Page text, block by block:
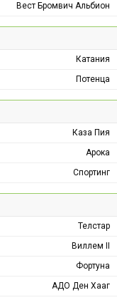
Вест Бромвич Альбион
Катания
Потенца
Каза Пия
Арока
Спортинг
Телстар
Виллем II
Фортуна
АДО Ден Хааг